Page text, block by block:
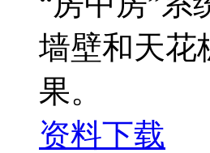
墙壁和天花
果。
资料下载